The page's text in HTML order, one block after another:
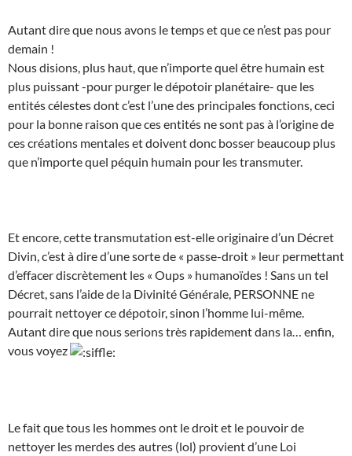
Autant dire que nous avons le temps et que ce n’est pas pour
demain !
Nous disions, plus haut, que n’importe quel être humain est
plus puissant -pour purger le dépotoir planétaire- que les
entités célestes dont c’est l’une des principales fonctions, ceci
pour la bonne raison que ces entités ne sont pas à l’origine de
ces créations mentales et doivent donc bosser beaucoup plus
que n’importe quel péquin humain pour les transmuter.
Et encore, cette transmutation est-elle originaire d’un Décret
Divin, c’est à dire d’une sorte de « passe-droit » leur permettant
d’effacer discrètement les « Oups » humanoïdes ! Sans un tel
Décret, sans l’aide de la Divinité Générale, PERSONNE ne
pourrait nettoyer ce dépotoir, sinon l’homme lui-même.
Autant dire que nous serions très rapidement dans la… enfin,
vous voyez
Le fait que tous les hommes ont le droit et le pouvoir de
nettoyer les merdes des autres (lol) provient d’une Loi